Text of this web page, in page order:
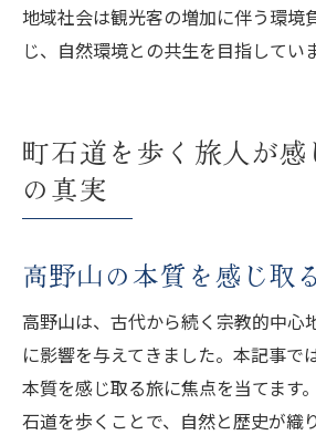
地域社会は観光客の増加に伴う環境
じ、自然環境との共生を目指してい
町石道を歩く旅人が
の真実
高野山の本質を感じ取
高野山は、古代から続く宗教的中心
に影響を与えてきました。本記事で
本質を感じ取る旅に焦点を当てます
石道を歩くことで、自然と歴史が織